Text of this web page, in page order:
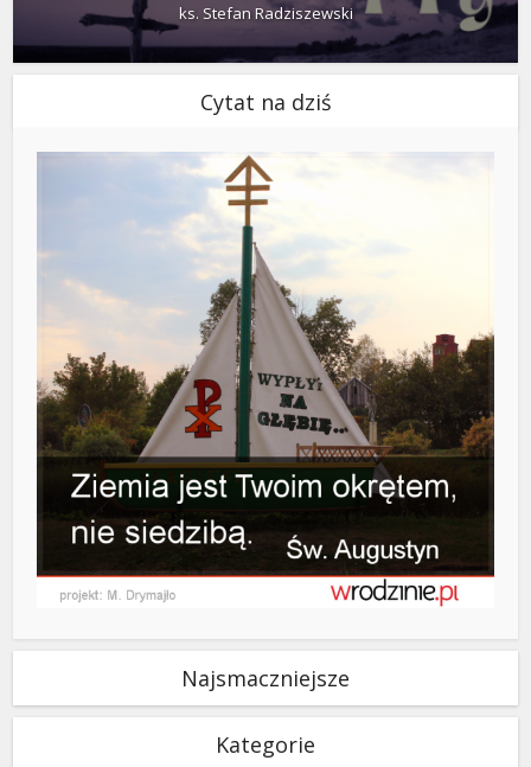
ks. Stefan Radziszewski
Cytat na dziś
Najsmaczniejsze
Kategorie